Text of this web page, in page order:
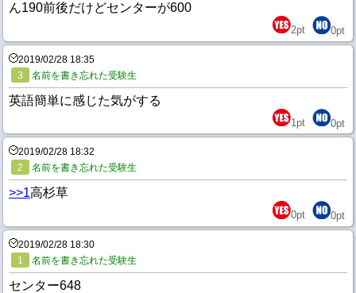
ん190前後だけどセンターが600
2pt 0pt
2019/02/28 18:35
3
名前を書き忘れた受験生
英語簡単に感じた気がする
1pt 0pt
2019/02/28 18:32
2
名前を書き忘れた受験生
>>1高杉草
0pt 0pt
2019/02/28 18:30
1
名前を書き忘れた受験生
センター648